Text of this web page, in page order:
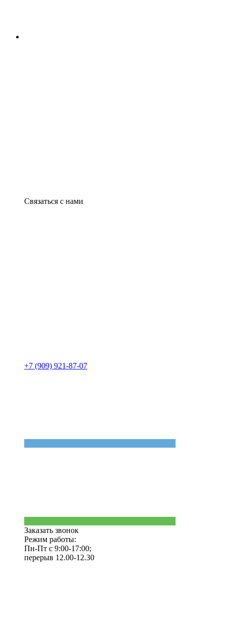
Связаться с нами
+7 (909) 921-87-07
Заказать звонок
Режим работы:
Пн-Пт с 9:00-17:00;
перерыв 12.00-12.30